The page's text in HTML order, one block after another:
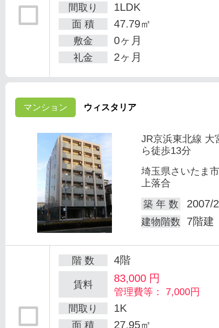
間取り
1LDK
面 積 47.79㎡
敷金 0ヶ月
礼金 2ヶ月
マンション ウィスタリア
JR京浜東北線 大
ら徒歩13分
埼玉県さいたま
上落合
築 年 数
2007/
建物階数 7階建
階 数 4階
賃料 83,000 円
管理費等： 7,000円
間取り
1K
面 積 27.95㎡